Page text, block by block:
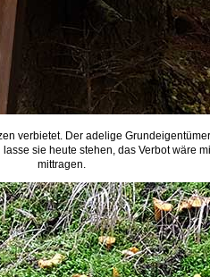
verbietet. Der adelige
sie heute stehen, das Verbot wäre
mittragen.